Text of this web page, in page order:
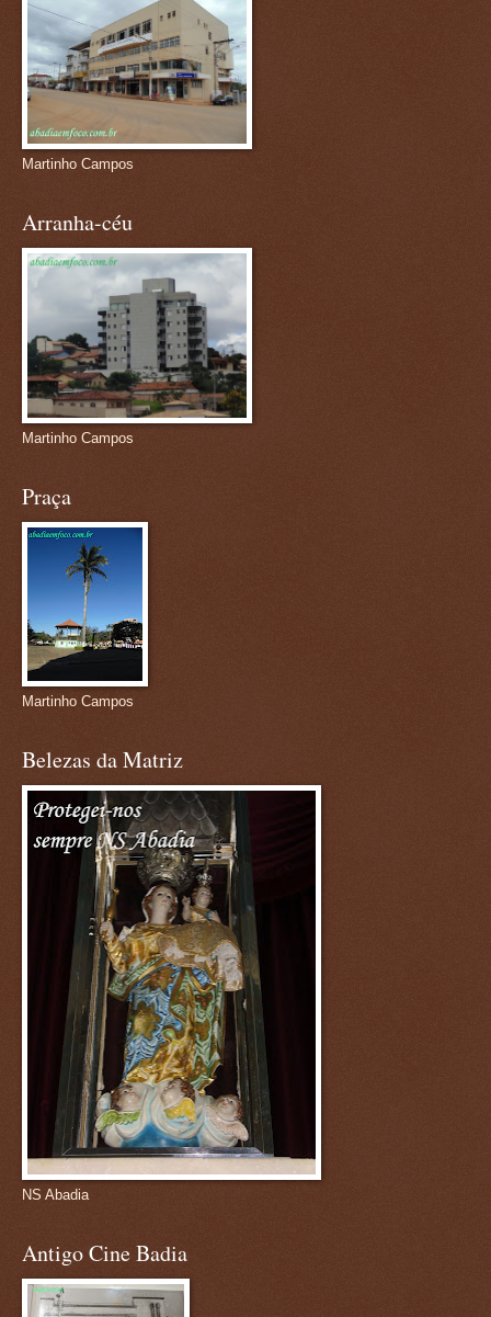
Martinho Campos
Arranha-céu
Martinho Campos
Praça
Martinho Campos
Belezas da Matriz
NS Abadia
Antigo Cine Badia